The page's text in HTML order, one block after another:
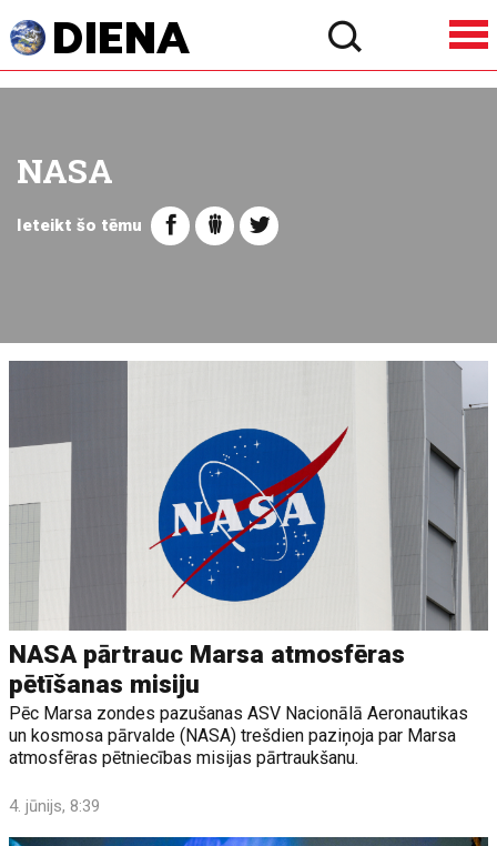
NASA
Ieteikt šo tēmu
NASA pārtrauc Marsa atmosfēras
pētīšanas misiju
Pēc Marsa zondes pazušanas ASV Nacionālā Aeronautikas
un kosmosa pārvalde (NASA) trešdien paziņoja par Marsa
atmosfēras pētniecības misijas pārtraukšanu.
4. jūnijs, 8:39